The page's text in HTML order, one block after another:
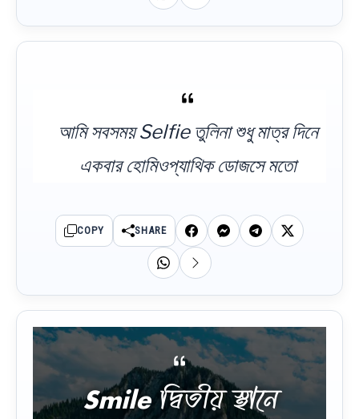
আমি সবসময় Selfie তুলিনা শুধু মাত্র দিনে
একবার হোমিওপ্যাথিক ডোজসে মতো
COPY SHARE
Smile দ্বিতীয় স্থানে